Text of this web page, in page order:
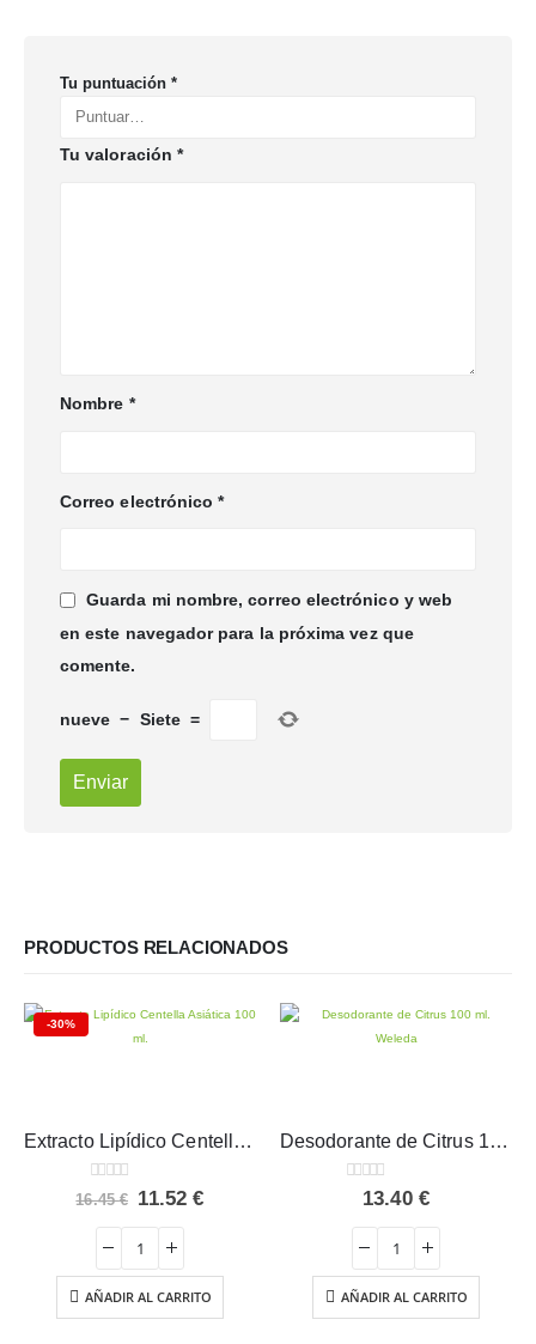
Tu puntuación *
Tu valoración *
Nombre *
Correo electrónico*
Guarda mi nombre, correo electrónico y web
en este navegador para la próxima vez que
comente.
nueve − Siete =
PRODUCTOS RELACIONADOS
-30%
Extracto Lipídico Centella Asiática 100 ml.
0 out of 5
16.45€ El
original
era:
16.45 €.
11.52€El
11.52 €.
AÑADIR AL CARRITO
Desodorante de Citrus 100 ml.
out of 5
13.40 €
AÑADIR AL CARRITO